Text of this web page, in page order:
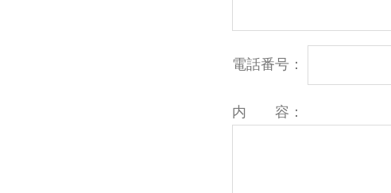
電話番号：
内 容：